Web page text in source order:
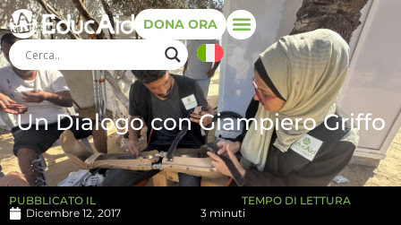
DONA ORA
Un Dialogo con Giampiero Griffo
PUBBLICATO IL
Dicembre 12, 2017
TEMPO DI LETTURA
3 minuti